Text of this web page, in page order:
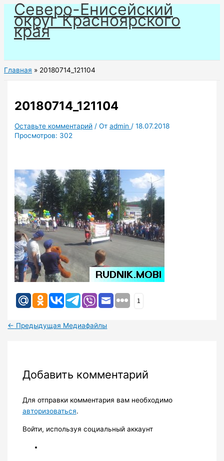
Перейти
содержимому
Северо-Енисейский
округ Красноярского
края
Главная 20180714_121104
20180714_121104
Оставьте комментарий / Отadmin /18.07.2018
Просмотров: 302
1
← Предыдущая Медиафайлы
Добавить комментарий
Для отправки комментария вам необходимо
авторизоваться.
Войти, используя социальный аккаунт